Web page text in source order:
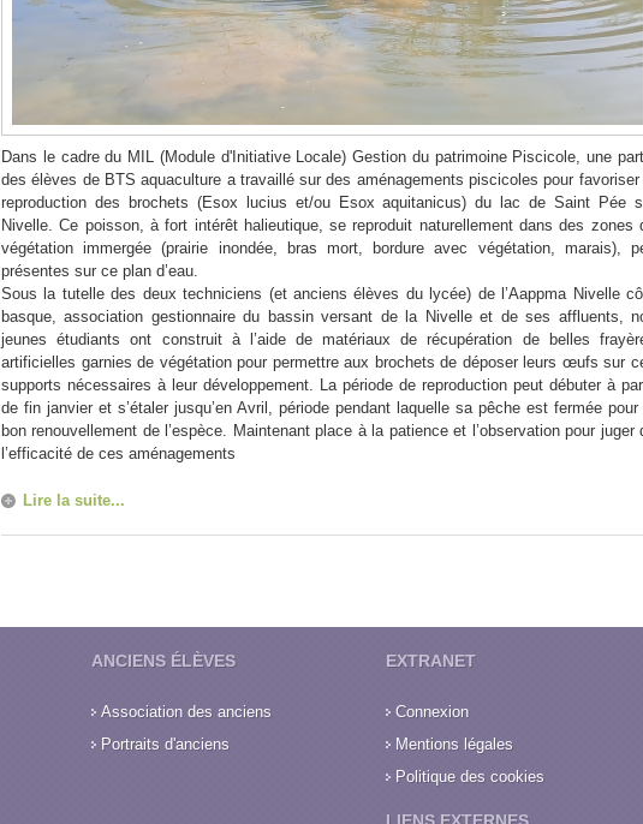
Dans le cadre du MIL (Module d'Initiative Locale) Gestion du patrimoine Piscicole, une
des élèves de BTS aquaculture a travaillé sur des aménagements piscicoles pour favoriser
reproduction des brochets (Esox lucius et/ou Esox aquitanicus) du lac de Saint Pée
Nivelle. Ce poisson, à fort intérêt halieutique, se reproduit naturellement dans des zones
végétation immergée (prairie inondée, bras mort, bordure avec végétation, marais),
présentes sur ce plan d’eau.
Sous la tutelle des deuxtechniciens (et anciens élèves du lycée) de l’Aappma Nivelle
basque, association gestionnaire du bassin versant de la Nivelle et de ses affluents,
jeunes étudiants ont construit à l’aide de matériaux de récupération de belles
artificielles garnies de végétation pour permettre aux brochets de déposer leurs œufs sur
supports nécessaires à leur développement. La période de reproduction peut débuter à
de fin janvier et s’étaler jusqu’en Avril, période pendant laquelle sa pêche est fermée pour
bon renouvellement de l’espèce. Maintenant place à la patience et l’observation pour juger
l’efficacité de ces aménagements
Lire la suite...
ANCIENS ÉLÈVES
Association des anciens
Portraits d'anciens
EXTRANET
Connexion
Mentions légales
Politique des cookies